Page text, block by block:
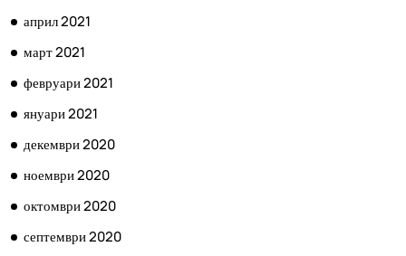
април 2021
март 2021
февруари 2021
януари 2021
декември 2020
ноември 2020
октомври 2020
септември 2020